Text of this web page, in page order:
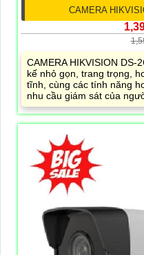
CAMERA
CAMERA HIKVISION DS-
kế nhỏ gọn, trang trọng,
tĩnh, cùng các tính năng
nhu cầu giám sát của